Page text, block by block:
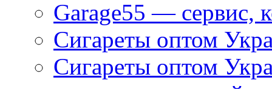
Garage55 — сервис,
Сигареты оптом
Сигареты оптом